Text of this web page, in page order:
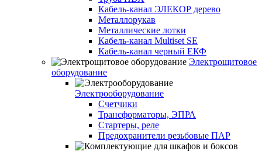
Кабель-канал ЭЛЕКОР дерево
Металлорукав
Металлические лотки
Кабель-канал Multiset SE
Кабель-канал черный ЕКФ
Электрощитовое
оборудование
Электрооборудование
Счетчики
Трансформаторы, ЭПРА
Стартеры, реле
Предохранители резьбовые ПАР